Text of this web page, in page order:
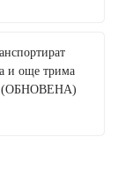
и още трима
(ОБНОВЕНА)